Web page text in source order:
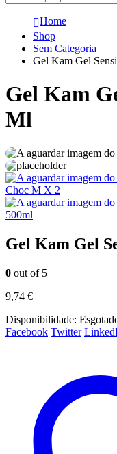
Home
Shop
Sem Categoria
Gel Kam Gel
Gel Kam
Ml
Choc M X 2
500ml
Gel Kam Gel
0 out of 5
9,74 €
Disponibilidade:
Facebook Twitter